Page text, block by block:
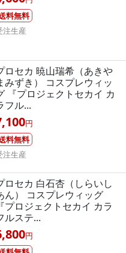
料無料
注生産
ロセカ 暁山瑞希（あきや
みずき） コスプレウィッ
『プロジェクトセカイ カ
フル...
円
料無料
注生産
ロセカ 白石杏（しらいし
ん） コスプレウィッグ
『プロジェクトセカイ カラ
ルステ...
円